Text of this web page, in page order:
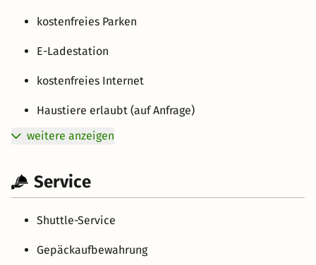
kostenfreies Parken
E-Ladestation
kostenfreies Internet
Haustiere erlaubt (auf Anfrage)
weitere anzeigen
Service
Shuttle-Service
Gepäckaufbewahrung